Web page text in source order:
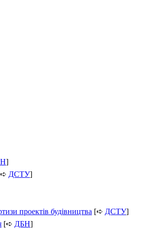
]
ДСТУ]
проектів будівництва [➪ ДСТУ]
[➪ ДБН]